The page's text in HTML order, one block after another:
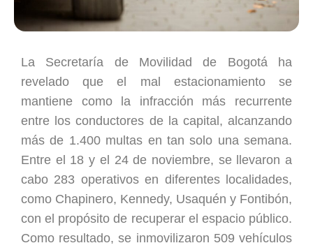
La Secretaría de Movilidad de Bogotá ha
revelado que el mal estacionamiento se
mantiene como la infracción más recurrente
entre los conductores de la capital, alcanzando
más de 1.400 multas en tan solo una semana.
Entre el 18 y el 24 de noviembre, se llevaron a
cabo 283 operativos en diferentes localidades,
como Chapinero, Kennedy, Usaquén y Fontibón,
con el propósito de recuperar el espacio público.
Como resultado, se inmovilizaron 509 vehículos